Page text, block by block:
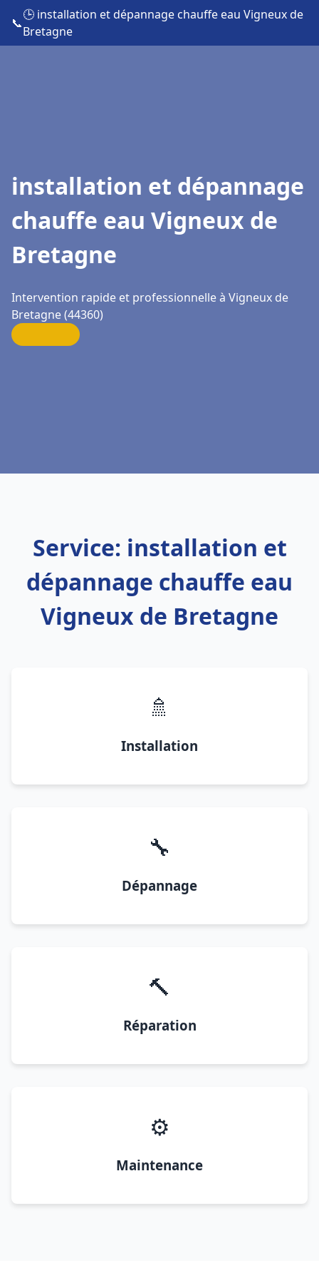
📞
🕒 installation et dépannage chauffe eau Vigneux de
Bretagne
installation et dépannage
chauffe eau Vigneux de
Bretagne
Intervention rapide et professionnelle à Vigneux de
Bretagne (44360)
Service: installation et
dépannage chauffe eau
Vigneux de Bretagne
🚿
Installation
🔧
Dépannage
🔨
Réparation
⚙️
Maintenance